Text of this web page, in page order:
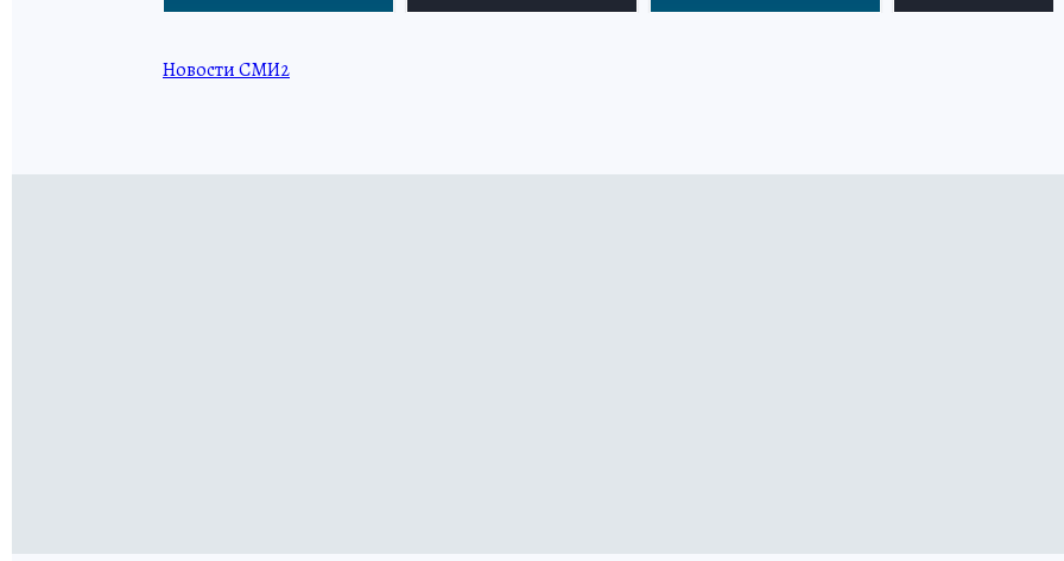
Новости СМИ2